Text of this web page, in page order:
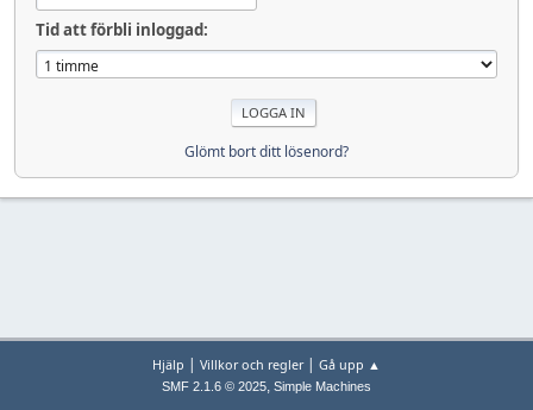
Tid att förbli inloggad:
Glömt bort ditt lösenord?
Hjälp | Villkor och regler| Gå upp ▲
SMF 2.1.6 © 2025, Simple Machines